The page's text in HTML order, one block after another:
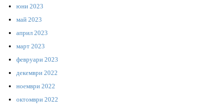
юни 2023
май 2023
април 2023
март 2023
февруари 2023
декември 2022
ноември 2022
октомври 2022